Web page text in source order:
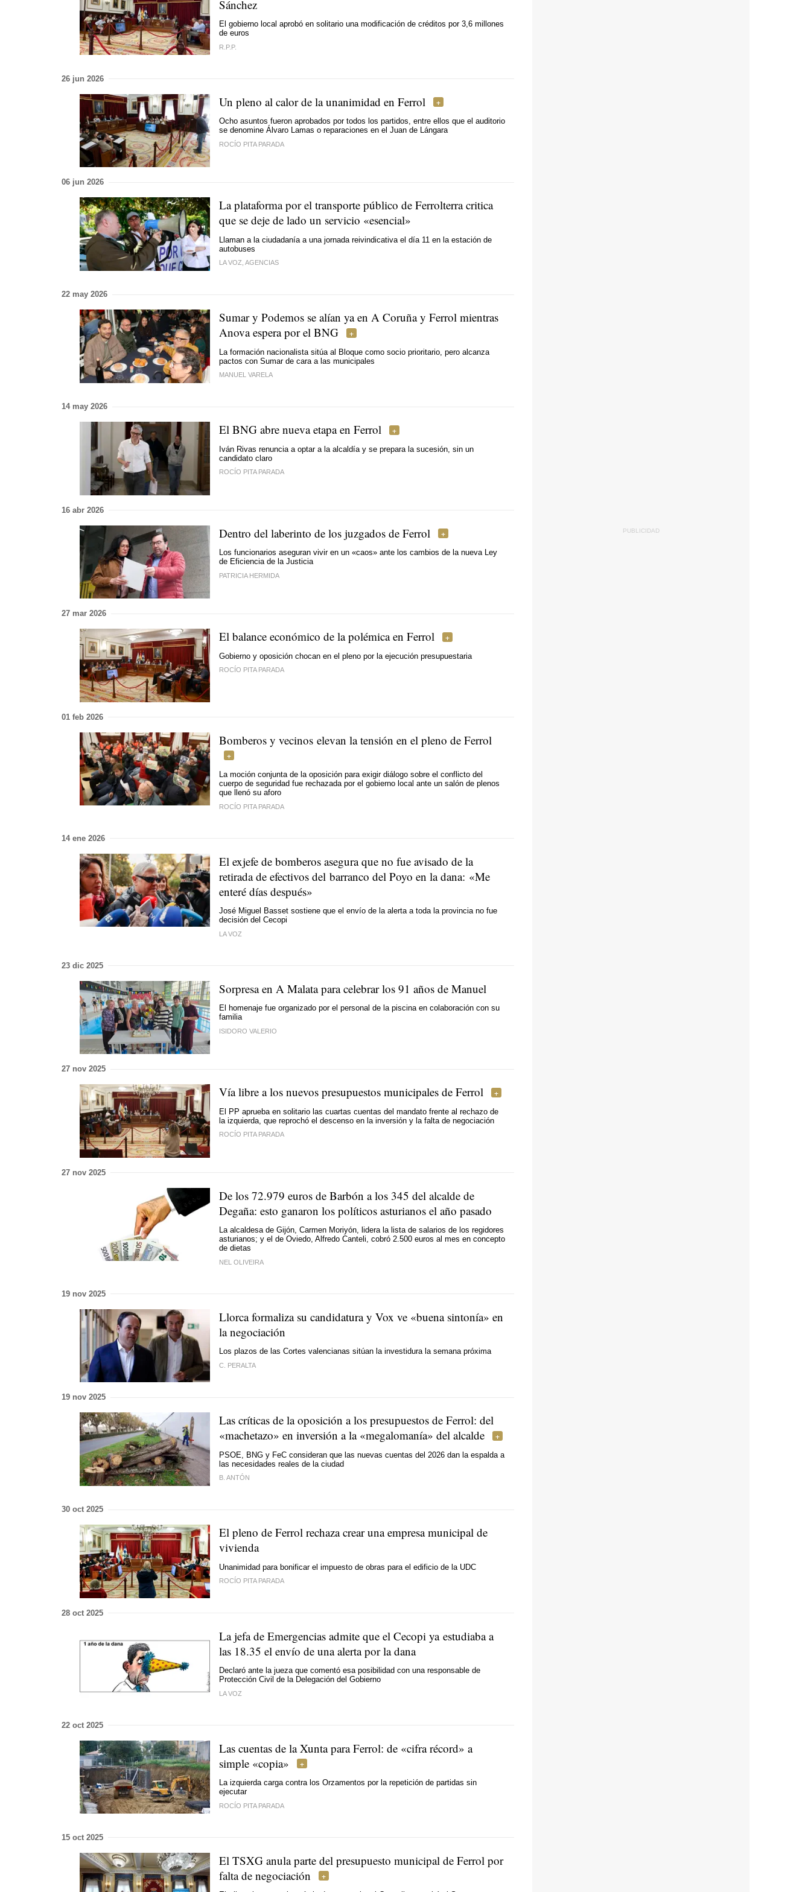
Sánchez
El gobierno local aprobó en solitario una modificación de créditos por 3,6 millones
de euros
R.P.P.
26 jun 2026
Un pleno al calor de la unanimidad en Ferrol
Ocho asuntos fueron aprobados por todos los partidos, entre ellos que el auditorio
se denomine Álvaro Lamas o reparaciones en el Juan de Lángara
ROCÍO PITA PARADA
06 jun 2026
La plataforma por el transporte público de Ferrolterra critica
que se deje de lado un servicio «esencial»
Llaman a la ciudadanía a una jornada reivindicativa el día 11 en la estación de
autobuses
LA VOZ, AGENCIAS
22 may 2026
Sumar y Podemos se alían ya en A Coruña y Ferrol mientras
Anova espera por el BNG
La formación nacionalista sitúa al Bloque como socio prioritario, pero alcanza
pactos con Sumar de cara a las municipales
MANUEL VARELA
14 may 2026
El BNG abre nueva etapa en Ferrol
Iván Rivas renuncia a optar a la alcaldía y se prepara la sucesión, sin un
candidato claro
ROCÍO PITA PARADA
16 abr 2026
Dentro del laberinto de los juzgados de Ferrol
Los funcionarios aseguran vivir en un «caos» ante los cambios de la nueva Ley
de Eficiencia de la Justicia
PATRICIA HERMIDA
27 mar 2026
El balance económico de la polémica en Ferrol
Gobierno y oposición chocan en el pleno por la ejecución presupuestaria
ROCÍO PITA PARADA
01 feb 2026
Bomberos y vecinos elevan la tensión en el pleno de Ferrol
La moción conjunta de la oposición para exigir diálogo sobre el conflicto del
cuerpo de seguridad fue rechazada por el gobierno local ante un salón de plenos
que llenó su aforo
ROCÍO PITA PARADA
14 ene 2026
El exjefe de bomberos asegura que no fue avisado de la
retirada de efectivos del barranco del Poyo en la dana: «Me
enteré días después»
José Miguel Basset sostiene que el envío de la alerta a toda la provincia no fue
decisión del Cecopi
LA VOZ
23 dic 2025
Sorpresa en A Malata para celebrar los 91 años de Manuel
El homenaje fue organizado por el personal de la piscina en colaboración con su
familia
ISIDORO VALERIO
27 nov 2025
Vía libre a los nuevos presupuestos municipales de Ferrol
El PP aprueba en solitario las cuartas cuentas del mandato frente al rechazo de
la izquierda, que reprochó el descenso en la inversión y la falta de negociación
ROCÍO PITA PARADA
27 nov 2025
De los 72.979 euros de Barbón a los 345 del alcalde de
Degaña: esto ganaron los políticos asturianos el año pasado
La alcaldesa de Gijón, Carmen Moriyón, lidera la lista de salarios de los regidores
asturianos; y el de Oviedo, Alfredo Canteli, cobró 2.500 euros al mes en concepto
de dietas
NEL OLIVEIRA
19 nov 2025
Llorca formaliza su candidatura y Vox ve «buena sintonía» en
la negociación
Los plazos de las Cortes valencianas sitúan la investidura la semana próxima
C. PERALTA
19 nov 2025
Las críticas de la oposición a los presupuestos de Ferrol: del
«machetazo» en inversión a la «megalomanía» del alcalde
PSOE, BNG y FeC consideran que las nuevas cuentas del 2026 dan la espalda a
las necesidades reales de la ciudad
B. ANTÓN
30 oct 2025
El pleno de Ferrol rechaza crear una empresa municipal de
vivienda
Unanimidad para bonificar el impuesto de obras para el edificio de la UDC
ROCÍO PITA PARADA
28 oct 2025
La jefa de Emergencias admite que el Cecopi ya estudiaba a
las 18.35 el envío de una alerta por la dana
Declaró ante la jueza que comentó esa posibilidad con una responsable de
Protección Civil de la Delegación del Gobierno
LA VOZ
22 oct 2025
Las cuentas de la Xunta para Ferrol: de «cifra récord» a
simple «copia»
La izquierda carga contra los Orzamentos por la repetición de partidas sin
ejecutar
ROCÍO PITA PARADA
15 oct 2025
El TSXG anula parte del presupuesto municipal de Ferrol por
falta de negociación